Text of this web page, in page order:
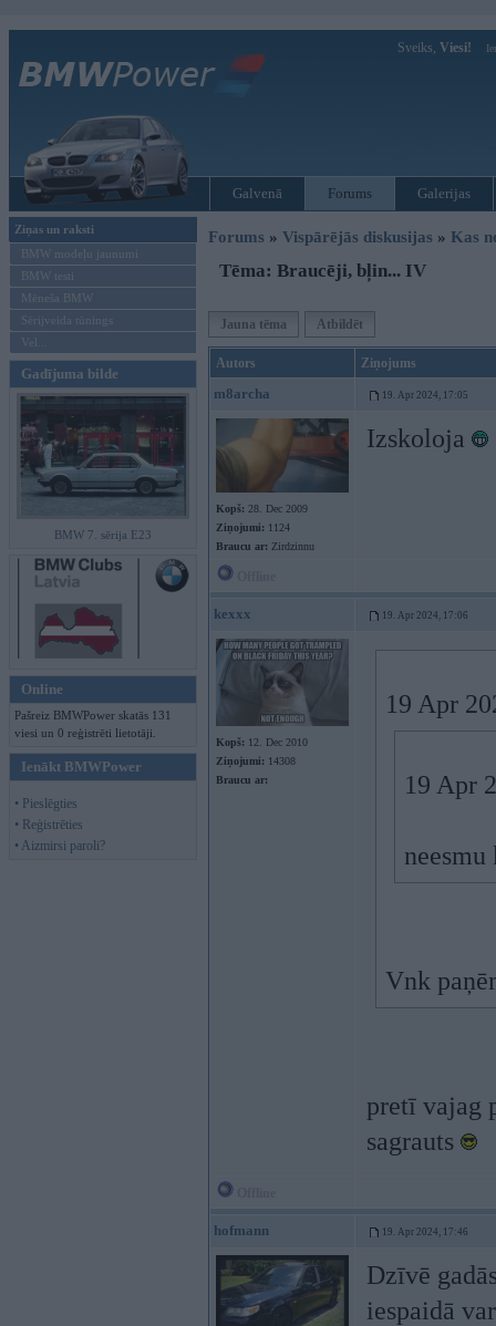
Sveiks, Viesi!
Galvenā Forums Galerijas
Ziņas un raksti
BMW modeļu jaunumi
BMW testi
Mēneša BMW
Sērijveida tūnings
Vel...
Gadījuma bilde
BMW 7. sērija E23
Online
Pašreiz BMWPower skatās 131
viesi un 0 reģistrēti lietotāji.
Ienākt BMWPower
• Pieslēgties
• Reģistrēties
• Aizmirsi paroli?
Forums » Vispārējās diskusijas » Kas
Tēma: Braucēji, bļin... IV
Jauna tēma Atbildēt
Autors Ziņojums
m8archa 19. Apr 2024, 17:05
Kopš: 28. Dec 2009
Ziņojumi: 1124
Braucu ar: Zirdzinnu
Izskoloja
kexxx 19. Apr 2024, 17:06
Kopš: 12. Dec 2010
Ziņojumi: 14308
Braucu ar:
19 Apr
19 Apr
Vnk
pretī vajag
sagrauts
hofmann 19. Apr 2024, 17:46
Dzīvē
iespaidā